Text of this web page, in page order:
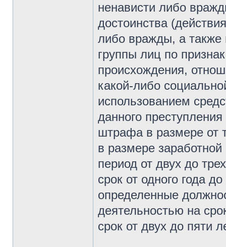
ненависти либо
достоинства
либо вражды, а также
группы лиц по
происхождения,
какой-либо
использованием
данного
штрафа в размере от
в размере
период от двух до
срок от одного года
определенные
деятельностью на
срок от двух до пяти